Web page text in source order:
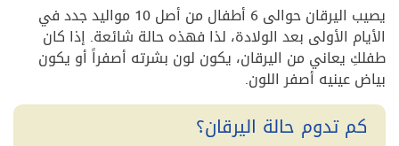
يصيب اليرقان حوالى 6 أطفال من أصل 10 مواليد جدد في
الأيام الأولى بعد الولادة، لذا فهذه حالة شائعة. إذا كان
طفلكِ يعاني من اليرقان، يكون لون بشرته أصفراً أو يكون
بياض عينيه أصفر اللون.
كم تدوم حالة اليرقان؟